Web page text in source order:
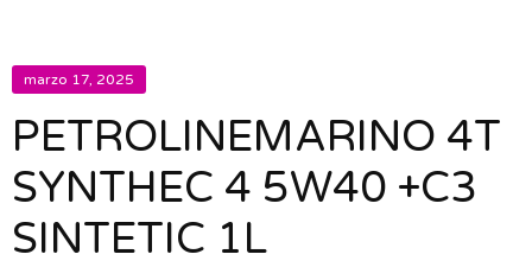
marzo 17, 2025
PETROLINEMARINO 4T
SYNTHEC 4 5W40 +C3
SINTETIC 1L